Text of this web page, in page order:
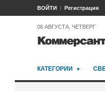
ВОЙТИ Регистрация
06 АВГУСТА, ЧЕТВЕРГ
КАТЕГОРИИ